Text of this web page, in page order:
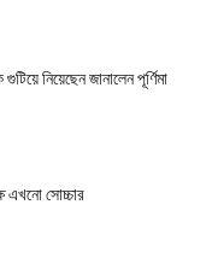
নিয়েছেন জানালেন পূর্ণিমা
এখনো সোচ্চার